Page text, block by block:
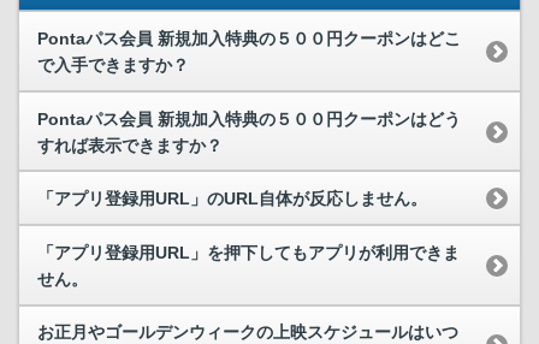
Pontaパス会員 新規加入特典の５００円クーポンはどこ
で入手できますか？
Pontaパス会員 新規加入特典の５００円クーポンはどう
すれば表示できますか？
「アプリ登録用URL」のURL自体が反応しません。
「アプリ登録用URL」を押下してもアプリが利用できま
せん。
お正月やゴールデンウィークの上映スケジュールはいつ